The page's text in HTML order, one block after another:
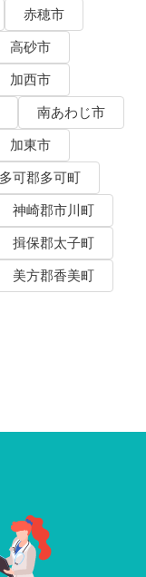
赤穂市
高砂市
加西市
南あわじ市
加東市
多可郡多可町
神崎郡市川町
揖保郡太子町
美方郡香美町